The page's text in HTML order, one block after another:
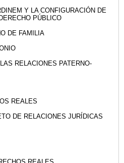
Y LA CONFIGURACIÓN DE
PÚBLICO
DE FAMILIA
RELACIONES PATERNO-
REALES
DE RELACIONES JURÍDICAS